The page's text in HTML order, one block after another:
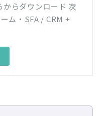
らダウンロード 次
ム・SFA / CRM +